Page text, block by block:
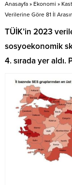
Anasayfa » Ekonomi »
Verilerine Göre 81 İl
TÜİK’in 2023
sosyoekonomik
4. sırada yer aldı.